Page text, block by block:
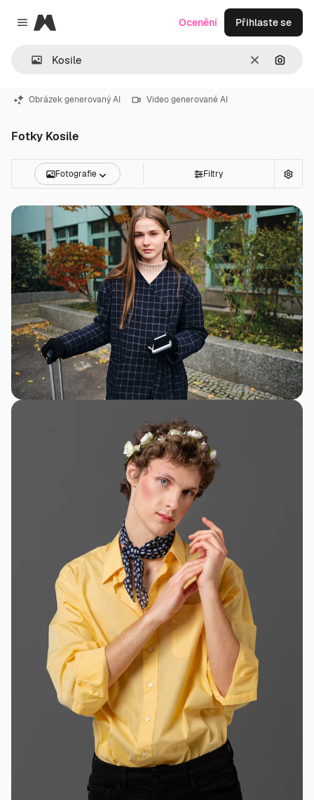
Close menu
Magnific
ZrušitHledat
Ocenění Přihlaste se
Obrázek generovaný AI Video generované AI
Fotky Kosile
Fotografie Filtry